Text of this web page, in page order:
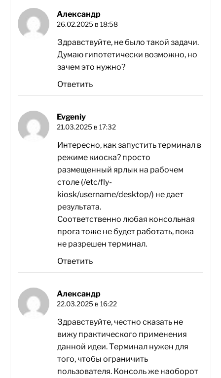
Александр
26.02.2025 в 18:58
Здравствуйте, не было такой задачи.
Думаю гипотетически возможно, но
зачем это нужно?
Ответить
Evgeniy
21.03.2025 в 17:32
Интересно, как запустить терминал в
режиме киоска? просто
размещенный ярлык на рабочем
столе (/etc/fly-
kiosk/username/desktop/) не дает
результата.
Соответственно любая консольная
прога тоже не будет работать, пока
не разрешен терминал.
Ответить
Александр
22.03.2025 в 16:22
Здравствуйте, честно сказать не
вижу практического применения
данной идеи. Терминал нужен для
того, чтобы ограничить
пользователя. Консоль же наоборот